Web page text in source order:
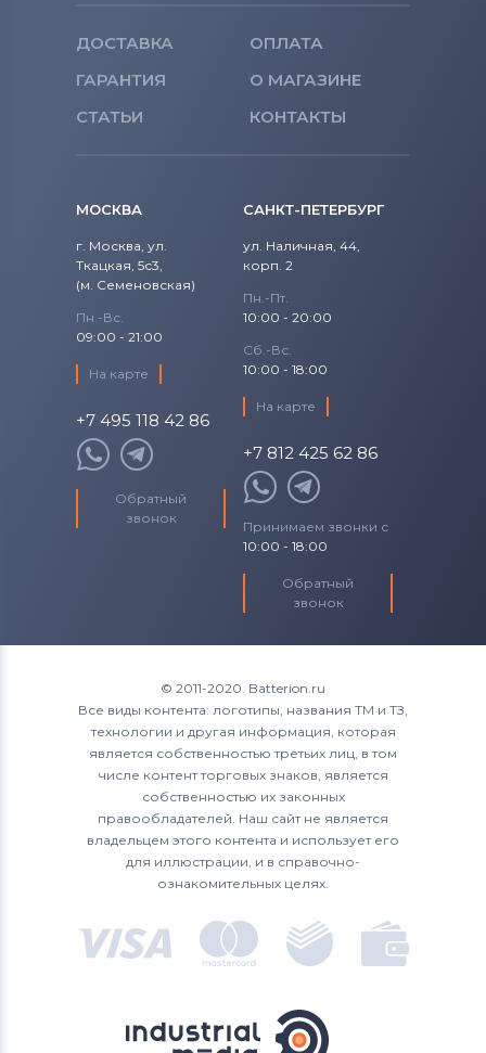
ДОСТАВКА
ОПЛАТА
ГАРАНТИЯ
О МАГАЗИНЕ
СТАТЬИ
КОНТАКТЫ
МОСКВА
г. Москва, ул.
Ткацкая, 5с3,
(м. Семеновская)
Пн.-Вс.
09:00 - 21:00
На карте
+7 495 118 42 86
Обратный
звонок
САНКТ-ПЕТЕРБУРГ
ул. Наличная, 44,
корп. 2
Пн.-Пт.
10:00 - 20:00
Сб.-Вс.
10:00 - 18:00
На карте
+7 812 425 62 86
Принимаем звонки с
10:00 - 18:00
Обратный
звонок
© 2011-2020. Batterion.ru
Все виды контента: логотипы, названия ТМ и ТЗ,
технологии и другая информация, которая
является собственностью третьих лиц, в том
числе контент торговых знаков, является
собственностью их законных
правообладателей. Наш сайт не является
владельцем этого контента и использует его
для иллюстрации, и в справочно-
ознакомительных целях.